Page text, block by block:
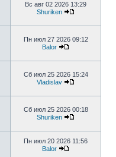
Вс авг 02 2026 13:29
Shuriken
Пн июл 27 2026 09:12
Balor
Сб июл 25 2026 15:24
Vladislav
Сб июл 25 2026 00:18
Shuriken
Пн июл 20 2026 11:56
Balor